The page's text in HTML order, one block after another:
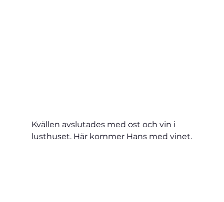
Kvällen avslutades med ost och vin i
lusthuset. Här kommer Hans med vinet.